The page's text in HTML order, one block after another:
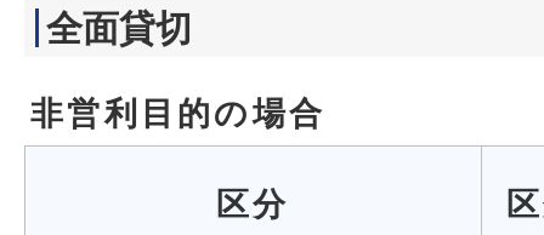
全面貸切
非営利目的の場合
区分